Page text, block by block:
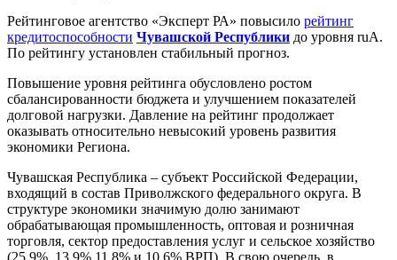
Рейтинговое агентство «Эксперт РА» повысило рейтинг
кредитоспособности Чувашской Республики до уровня ruА.
По рейтингу установлен стабильный прогноз.
Повышение уровня рейтинга обусловлено ростом
сбалансированности бюджета и улучшением показателей
долговой нагрузки. Давление на рейтинг продолжает
оказывать относительно невысокий уровень развития
экономики Региона.
Чувашская Республика – субъект Российской Федерации,
входящий в состав Приволжского федерального округа. В
структуре экономики значимую долю занимают
обрабатывающая промышленность, оптовая и розничная
торговля, сектор предоставления услуг и сельское хозяйство